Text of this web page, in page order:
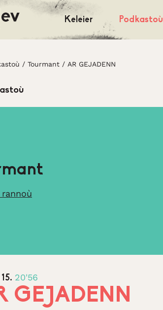
Keleier Podkastoù
/ Tourmant / AR GEJADENN
20'56
GEJADENN